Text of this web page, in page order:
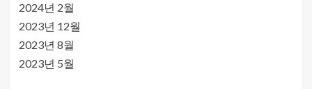
2024년 2월
2023년 12월
2023년 8월
2023년 5월